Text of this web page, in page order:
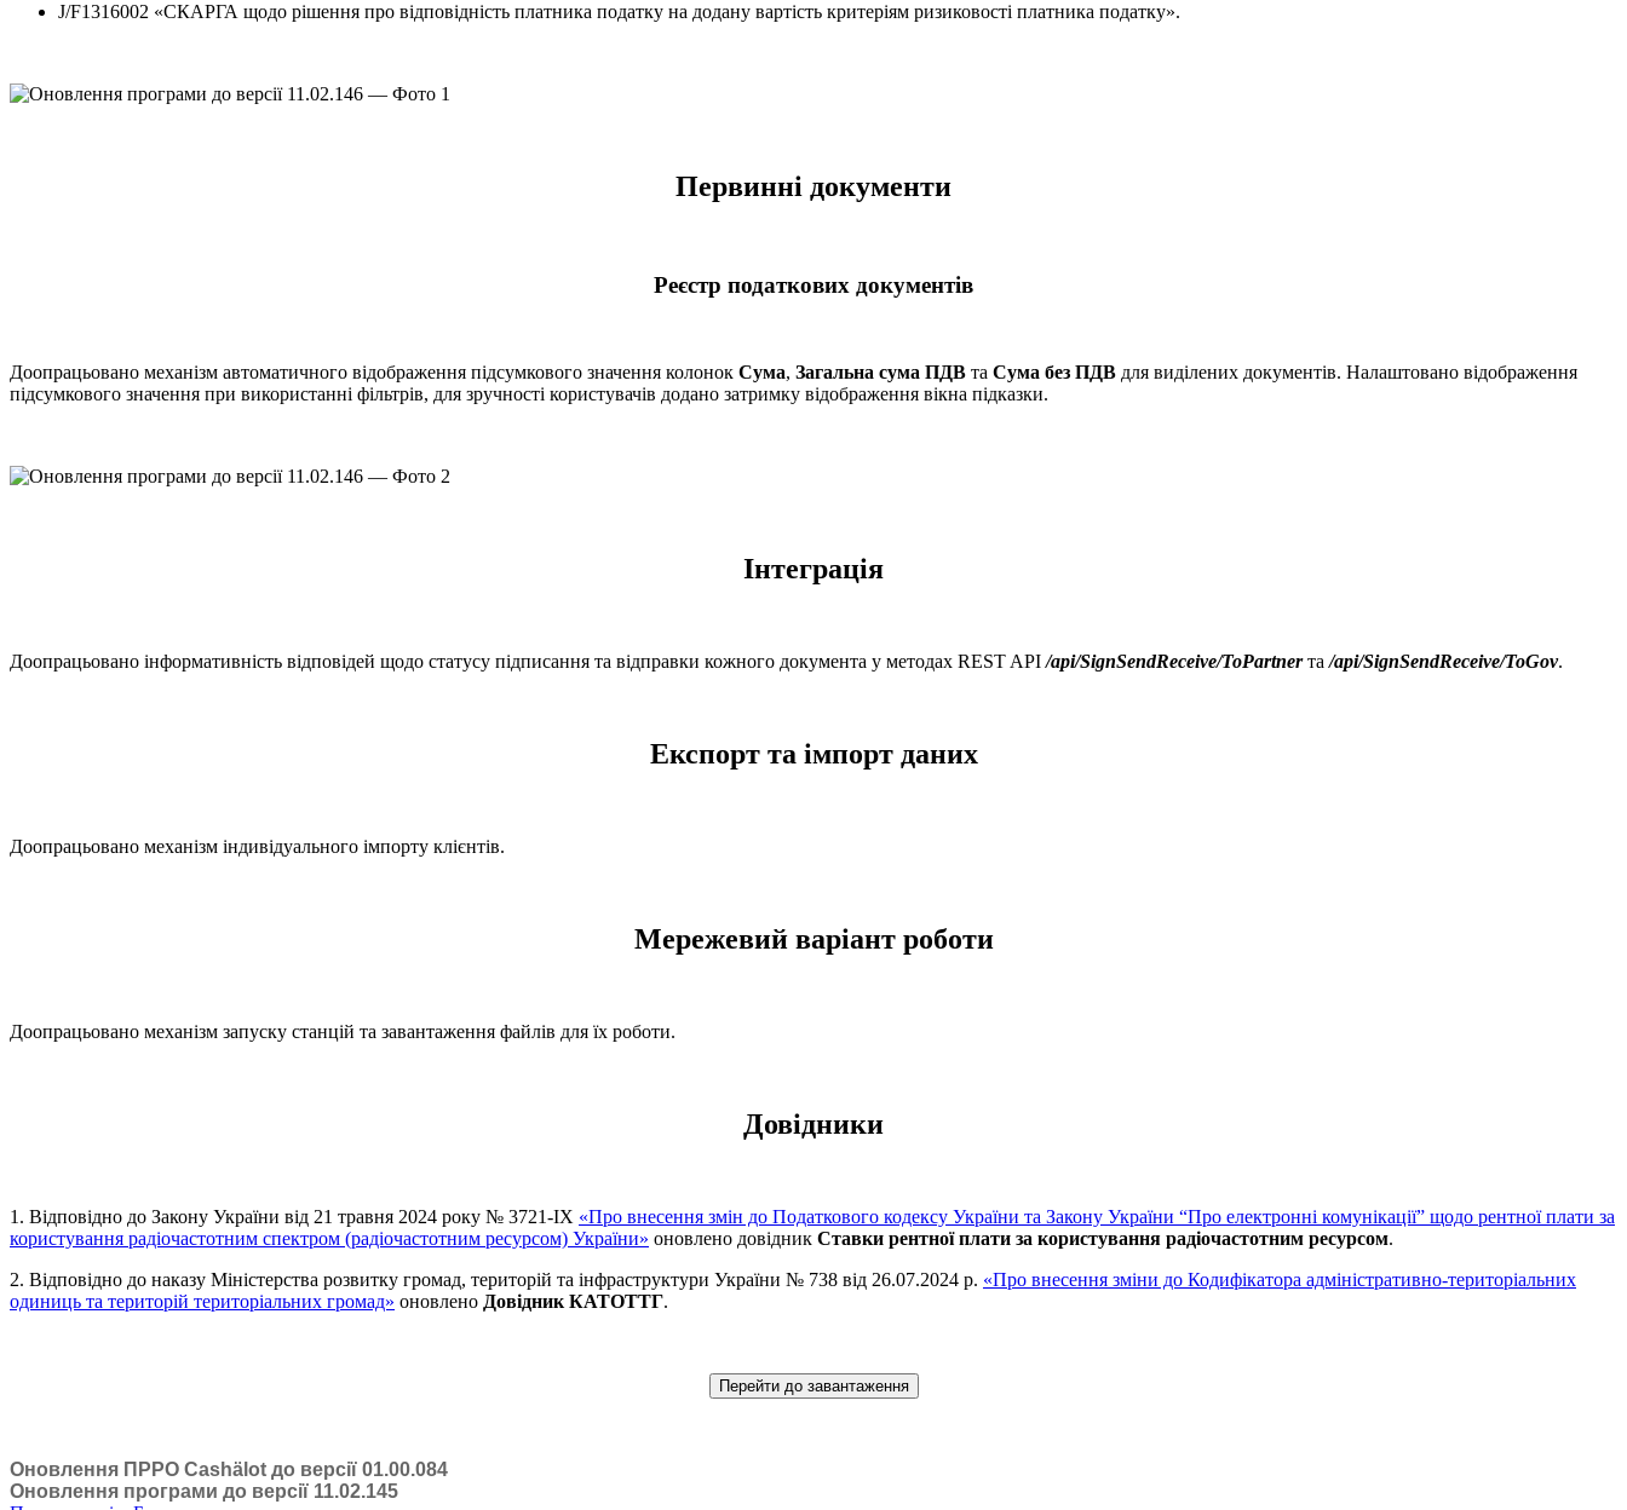
J/F1316002 «СКАРГА щодо рішення про відповідність платника податку на додану вартість критеріям ризиковості платника податку».
Первинні документи
Реєстр податкових документів
Доопрацьовано механізм автоматичного відображення підсумкового значення колонок Сума, Загальна сума ПДВ та Сума без ПДВ для виділених документів. Налаштовано відображення
підсумкового значення при використанні фільтрів, для зручності користувачів додано затримку відображення вікна підказки.
Інтеграція
Доопрацьовано інформативність відповідей щодо статусу підписання та відправки кожного документа у методах REST API/api/SignSendReceive/ToPartnerта/api/SignSendReceive/ToGov.
Експорт та імпорт даних
Доопрацьовано механізм індивідуального імпорту клієнтів.
Мережевий варіант роботи
Доопрацьовано механізм запуску станцій та завантаження файлів для їх роботи.
Довідники
1. Відповідно до Закону України від 21 травня 2024 року № 3721-IX «Про внесення змін до Податкового кодексу України та Закону України “Про електронні комунікації” щодо рентної плати за
користування радіочастотним спектром (радіочастотним ресурсом) України» оновлено довідник Ставки рентної плати за користування радіочастотним ресурсом.
2. Відповідно до наказу Міністерства розвитку громад, територій та інфраструктури України № 738 від 26.07.2024 р. «Про внесення зміни до Кодифікатора адміністративно-територіальних
одиниць та територій територіальних громад» оновлено Довідник КАТОТТГ.
Перейти до завантаження
Оновлення ПРРО Cashӓlot до версії 01.00.084
Оновлення програми до версії 11.02.145